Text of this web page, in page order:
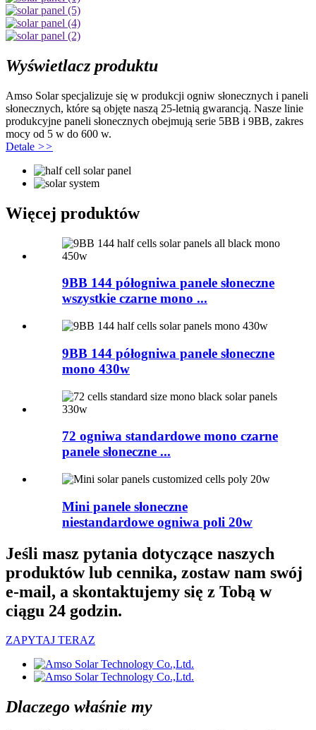
Wyświetlacz produktu
Amso Solar specjalizuje się w produkcji ogniw słonecznych i paneli
słonecznych, które są objęte naszą 25-letnią gwarancją. Nasze linie
produkcyjne paneli słonecznych obejmują serie 5BB i 9BB, zakres
mocy od 5 w do 600 w.
Detale >>
Więcej produktów
9BB 144 półogniwa panele słoneczne
wszystkie czarne mono ...
9BB 144 półogniwa panele słoneczne
mono 430w
72 ogniwa standardowe mono czarne
panele słoneczne ...
Mini panele słoneczne
niestandardowe ogniwa poli 20w
Jeśli masz pytania dotyczące naszych
produktów lub cennika, zostaw nam swój
e-mail, a skontaktujemy się z Tobą w
ciągu 24 godzin.
ZAPYTAJ TERAZ
Dlaczego właśnie my